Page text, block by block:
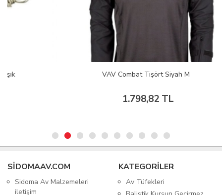
VAV Combat Tişört Siyah M
1.798,82 TL
SIDOMAAV.COM
Sidoma Av Malzemeleri
iletişim
KATEGORİLER
Av Tüfekleri